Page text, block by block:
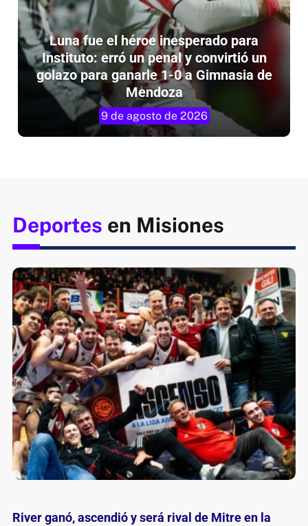
Luna fue el héroe inesperado para
Instituto: erró un penal y convirtió un
golazo para ganarle 1-0 a Gimnasia de
Mendoza
9 de agosto de 2026
Deportes en Misiones
Un ascenso para festejarlo y valorarlo